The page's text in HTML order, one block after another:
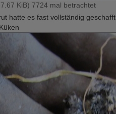
KiB) 7724 mal betrachtet
hatte es fast vollständig geschafft.